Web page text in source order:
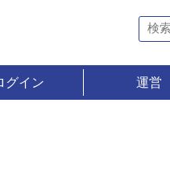
グイン 運営